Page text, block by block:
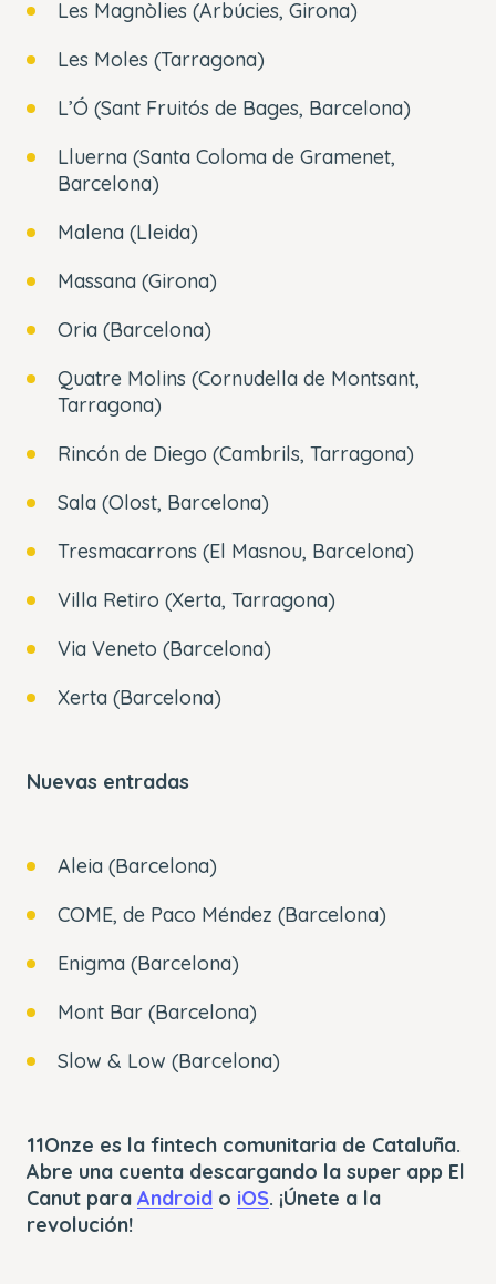
Les Magnòlies (Arbúcies, Girona)
Les Moles (Tarragona)
L’Ó (Sant Fruitós de Bages, Barcelona)
Lluerna (Santa Coloma de Gramenet,
Barcelona)
Malena (Lleida)
Massana (Girona)
Oria (Barcelona)
Quatre Molins (Cornudella de Montsant,
Tarragona)
Rincón de Diego (Cambrils, Tarragona)
Sala (Olost, Barcelona)
Tresmacarrons (El Masnou, Barcelona)
Villa Retiro (Xerta, Tarragona)
Via Veneto (Barcelona)
Xerta (Barcelona)
Nuevas entradas
Aleia (Barcelona)
COME, de Paco Méndez (Barcelona)
Enigma (Barcelona)
Mont Bar (Barcelona)
Slow & Low (Barcelona)
11Onze es la fintech comunitaria de Cataluña.
Abre una cuenta descargando la super app El
Canut para Android o iOS. ¡Únete a la
revolución!